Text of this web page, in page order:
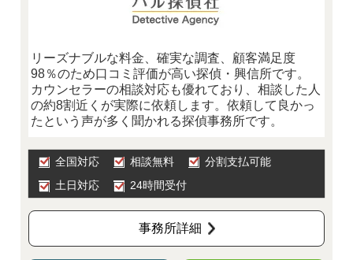
リーズナブルな料金、確実な調査、顧客満足度
98％のため口コミ評価が高い探偵・興信所です。
カウンセラーの相談対応も優れており、相談した人
の約8割近くが実際に依頼します。依頼して良かっ
たという声が多く聞かれる探偵事務所です。
全国対応 相談無料
分割支払可能
土日対応
24時間受付
事務所詳細